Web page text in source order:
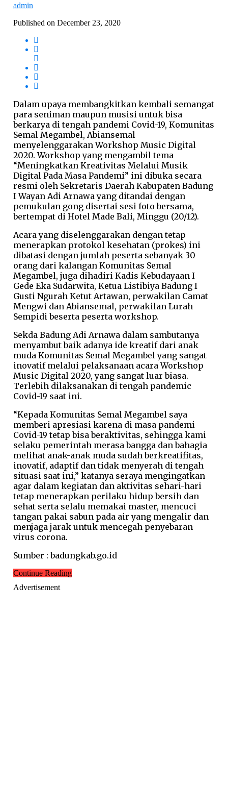
admin
Published on December 23, 2020
Dalam upaya membangkitkan kembali semangat
para seniman maupun musisi untuk bisa
berkarya di tengah pandemi Covid-19, Komunitas
Semal Megambel, Abiansemal
menyelenggarakan Workshop Music Digital
2020. Workshop yang mengambil tema
“Meningkatkan Kreativitas Melalui Musik
Digital Pada Masa Pandemi” ini dibuka secara
resmi oleh Sekretaris Daerah Kabupaten Badung
I Wayan Adi Arnawa yang ditandai dengan
pemukulan gong disertai sesi foto bersama,
bertempat di Hotel Made Bali, Minggu (20/12).
Acara yang diselenggarakan dengan tetap
menerapkan protokol kesehatan (prokes) ini
dibatasi dengan jumlah peserta sebanyak 30
orang dari kalangan Komunitas Semal
Megambel, juga dihadiri Kadis Kebudayaan I
Gede Eka Sudarwita, Ketua Listibiya Badung I
Gusti Ngurah Ketut Artawan, perwakilan Camat
Mengwi dan Abiansemal, perwakilan Lurah
Sempidi beserta peserta workshop.
Sekda Badung Adi Arnawa dalam sambutanya
menyambut baik adanya ide kreatif dari anak
muda Komunitas Semal Megambel yang sangat
inovatif melalui pelaksanaan acara Workshop
Music Digital 2020, yang sangat luar biasa.
Terlebih dilaksanakan di tengah pandemic
Covid-19 saat ini.
“Kepada Komunitas Semal Megambel saya
memberi apresiasi karena di masa pandemi
Covid-19 tetap bisa beraktivitas, sehingga kami
selaku pemerintah merasa bangga dan bahagia
melihat anak-anak muda sudah berkreatifitas,
inovatif, adaptif dan tidak menyerah di tengah
situasi saat ini,” katanya seraya mengingatkan
agar dalam kegiatan dan aktivitas sehari-hari
tetap menerapkan perilaku hidup bersih dan
sehat serta selalu memakai master, mencuci
tangan pakai sabun pada air yang mengalir dan
menjaga jarak untuk mencegah penyebaran
virus corona.
Sumber : badungkab.go.id
Continue Reading
Advertisement